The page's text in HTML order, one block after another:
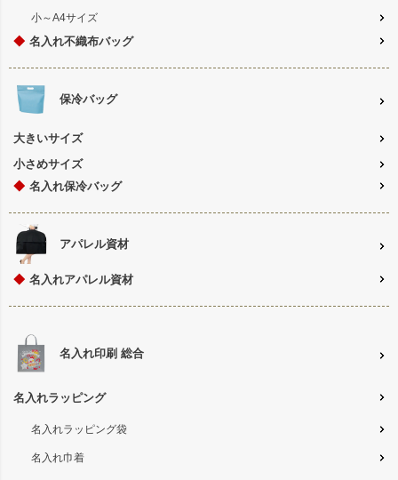
小～A4サイズ
◆ 名入れ不織布バッグ
保冷バッグ
大きいサイズ
小さめサイズ
◆ 名入れ保冷バッグ
アパレル資材
◆ 名入れアパレル資材
名入れ印刷 総合
名入れラッピング
名入れラッピング袋
名入れ巾着